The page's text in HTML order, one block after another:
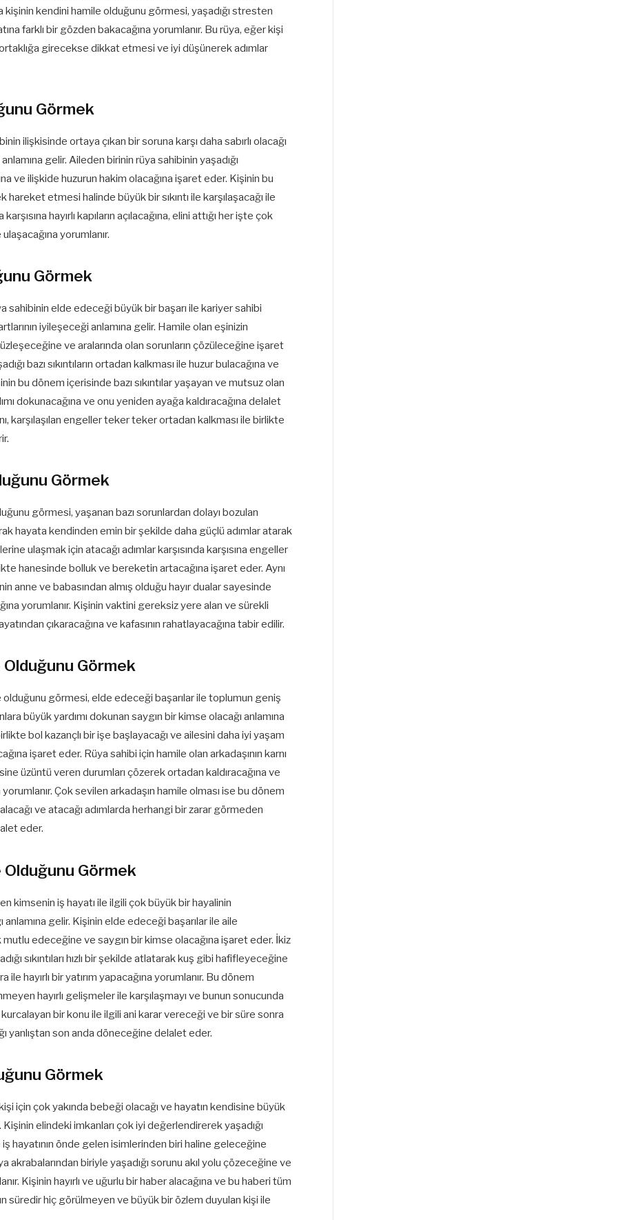
kendini hamile olduğunu görmesi, yaşadığı stresten
farklı bir gözden bakacağına yorumlanır. Bu rüya, eğer kişi
girecekse dikkat etmesi ve iyi düşünerek adımlar
Görmek
ilişkisinde ortaya çıkan bir soruna karşı daha sabırlı olacağı
gelir. Aileden birinin rüya sahibinin yaşadığı
ve ilişkide huzurun hakim olacağına işaret eder. Kişinin bu
hareket etmesi halinde büyük bir sıkıntı ile karşılaşacağı ile
hayırlı kapıların açılacağına, elini attığı her işte çok
yorumlanır.
Görmek
sahibinin elde edeceği büyük bir başarı ile kariyer sahibi
iyileşeceği anlamına gelir. Hamile olan eşinizin
ve aralarında olan sorunların çözüleceğine işaret
bazı sıkıntıların ortadan kalkması ile huzur bulacağına ve
bu dönem içerisinde bazı sıkıntılar yaşayan ve mutsuz olan
dokunacağına ve onu yeniden ayağa kaldıracağına delalet
karşılaşılan engeller teker teker ortadan kalkması ile birlikte
Görmek
görmesi, yaşanan bazı sorunlardan dolayı bozulan
hayata kendinden emin bir şekilde daha güçlü adımlar atarak
ulaşmak için atacağı adımlar karşısında karşısına engeller
hanesinde bolluk ve bereketin artacağına işaret eder. Aynı
anne ve babasından almış olduğu hayır dualar sayesinde
yorumlanır. Kişinin vaktini gereksiz yere alan ve sürekli
çıkaracağına ve kafasının rahatlayacağına tabir edilir.
Olduğunu Görmek
olduğunu görmesi, elde edeceği başarılar ile toplumun geniş
büyük yardımı dokunan saygın bir kimse olacağı anlamına
bol kazançlı bir işe başlayacağı ve ailesini daha iyi yaşam
işaret eder. Rüya sahibi için hamile olan arkadaşının karnı
üzüntü veren durumları çözerek ortadan kaldıracağına ve
Çok sevilen arkadaşın hamile olması ise bu dönem
ve atacağı adımlarda herhangi bir zarar görmeden
eder.
Görmek
kimsenin iş hayatı ile ilgili çok büyük bir hayalinin
gelir. Kişinin elde edeceği başarılar ile aile
edeceğine ve saygın bir kimse olacağına işaret eder. İkiz
sıkıntıları hızlı bir şekilde atlatarak kuş gibi hafifleyeceğine
hayırlı bir yatırım yapacağına yorumlanır. Bu dönem
hayırlı gelişmeler ile karşılaşmayı ve bunun sonucunda
kurcalayan bir konu ile ilgili ani karar vereceği ve bir süre sonra
yanlıştan son anda döneceğine delalet eder.
Görmek
için çok yakında bebeği olacağı ve hayatın kendisine büyük
elindeki imkanları çok iyi değerlendirerek yaşadığı
hayatının önde gelen isimlerinden biri haline geleceğine
biriyle yaşadığı sorunu akıl yolu çözeceğine ve
Kişinin hayırlı ve uğurlu bir haber alacağına ve bu haberi tüm
süredir hiç görülmeyen ve büyük bir özlem duyulan kişi ile